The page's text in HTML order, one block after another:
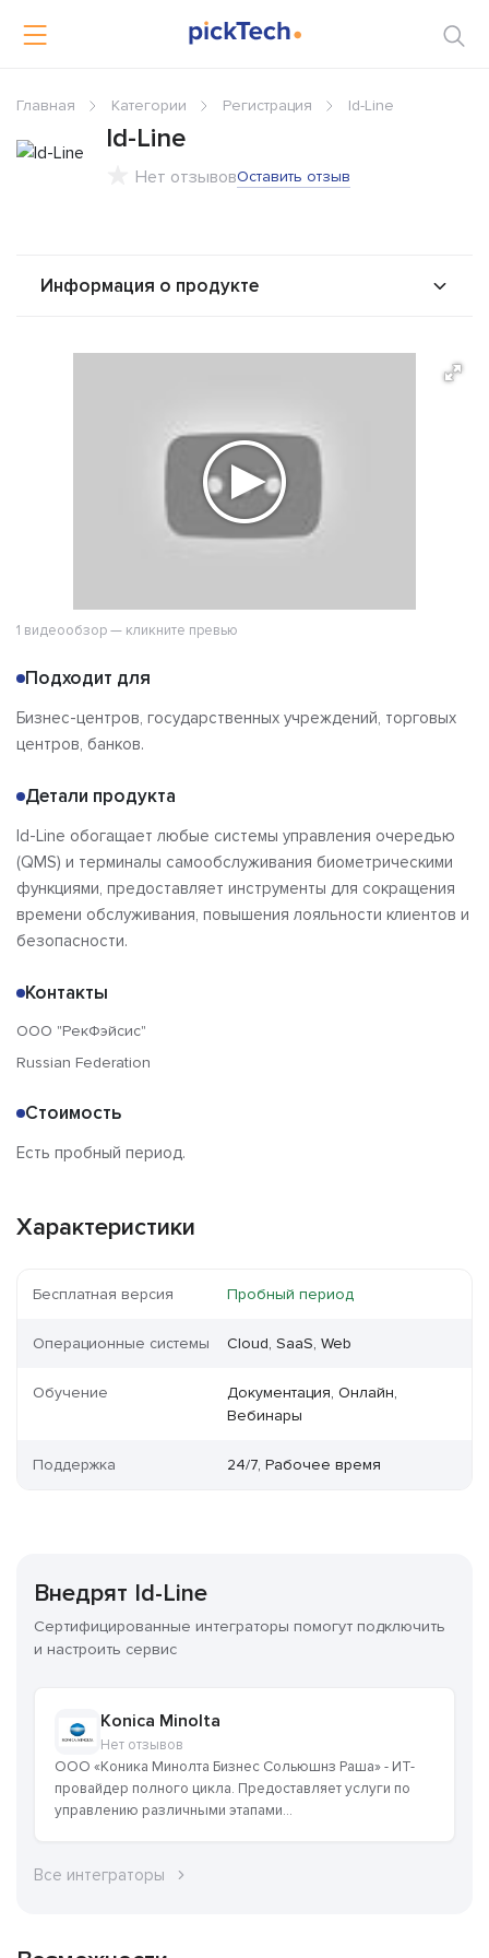
Главная Категории Регистрация Id-Line
Id-Line
Нет отзывовОставить отзыв
Информация о продукте
1 видеообзор — кликните превью
Подходит для
Бизнес-центров, государственных учреждений, торговых
центров, банков.
Детали продукта
Id-Line обогащает любые системы управления очередью
(QMS) и терминалы самообслуживания биометрическими
функциями, предоставляет инструменты для сокращения
времени обслуживания, повышения лояльности клиентов и
безопасности.
Контакты
ООО "РекФэйсис"
Russian Federation
Стоимость
Есть пробный период.
Характеристики
Бесплатная версия Пробный период
Операционные системы Cloud, SaaS, Web
Обучение
Документация, Онлайн,
Вебинары
Поддержка 24/7, Рабочее время
Внедрят Id-Line
Сертифицированные интеграторы помогут подключить
и настроить сервис
Konica Minolta
Нет отзывов
ООО «Коника Минолта Бизнес Сольюшнз Раша» - ИТ-
провайдер полного цикла. Предоставляет услуги по
управлению различными этапами...
Все интеграторы